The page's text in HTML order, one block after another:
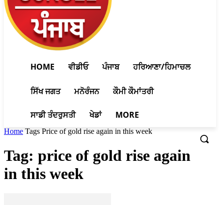
HOME ਵੀਡੀਓ ਪੰਜਾਬ ਹਰਿਆਣਾ/ਹਿਮਾਚਲ
ਸਿੱਖ ਜਗਤ ਮਨੋਰੰਜਨ ਕੌਮੀ ਕੌਮਾਂਤਰੀ
ਸਾਡੀ ਤੰਦਰੁਸਤੀ ਖੇਡਾਂ MORE
Home Tags Price of gold rise again in this week
Tag: price of gold rise again
in this week